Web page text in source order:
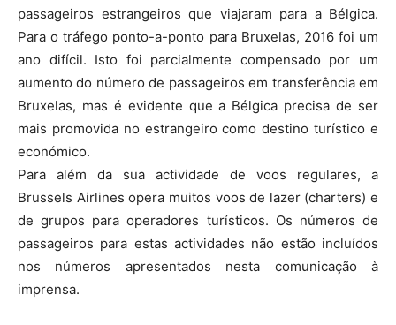
passageiros estrangeiros que viajaram para a Bélgica.
Para o tráfego ponto-a-ponto para Bruxelas, 2016 foi um
ano difícil. Isto foi parcialmente compensado por um
aumento do número de passageiros em transferência em
Bruxelas, mas é evidente que a Bélgica precisa de ser
mais promovida no estrangeiro como destino turístico e
económico.
Para além da sua actividade de voos regulares, a
Brussels Airlines opera muitos voos de lazer (charters) e
de grupos para operadores turísticos. Os números de
passageiros para estas actividades não estão incluídos
nos números apresentados nesta comunicação à
imprensa.